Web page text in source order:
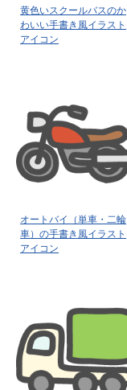
黄色いスクールバスのか
わいい手書き風イラスト
アイコン
オートバイ（単車・二輪
車）の手書き風イラスト
アイコン